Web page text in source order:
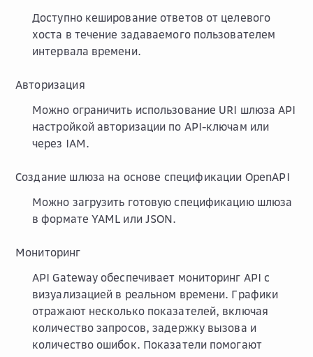
Доступно кеширование ответов от целевого
хоста в течение задаваемого пользователем
интервала времени.
Авторизация
Можно ограничить использование URI шлюза API
настройкой авторизации по API-ключам или
через IAM.
Создание шлюза на основе спецификации OpenAPI
Можно загрузить готовую спецификацию шлюза
в формате YAML или JSON.
Мониторинг
API Gateway обеспечивает мониторинг API с
визуализацией в реальном времени. Графики
отражают несколько показателей, включая
количество запросов, задержку вызова и
количество ошибок. Показатели помогают